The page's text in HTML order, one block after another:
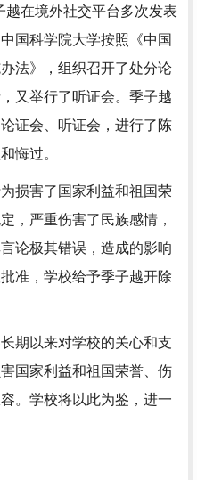
在境外社交平台多次发表
国科学院大学按照《中国
法》，组织召开了处分论
又举行了听证会。季子越
证会、听证会，进行了陈
悔过。
害了国家利益和祖国荣
，严重伤害了民族感情，
论极其错误，造成的影响
准，学校给予季子越开除
以来对学校的关心和支
国家利益和祖国荣誉、伤
。学校将以此为鉴，进一